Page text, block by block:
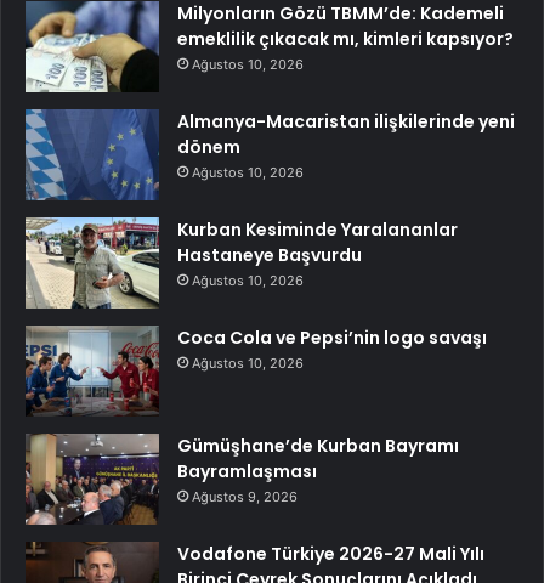
Milyonların Gözü TBMM’de: Kademeli
emeklilik çıkacak mı, kimleri kapsıyor?
Ağustos 10, 2026
Almanya-Macaristan ilişkilerinde yeni
dönem
Ağustos 10, 2026
Kurban Kesiminde Yaralananlar
Hastaneye Başvurdu
Ağustos 10, 2026
Coca Cola ve Pepsi’nin logo savaşı
Ağustos 10, 2026
Gümüşhane’de Kurban Bayramı
Bayramlaşması
Ağustos 9, 2026
Vodafone Türkiye 2026-27 Mali Yılı